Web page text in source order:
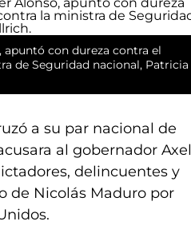
apuntó con dureza contra el
de Seguridad nacional, Patricia
a su par nacional de
al gobernador Axel
delincuentes y
de Nicolás Maduro por